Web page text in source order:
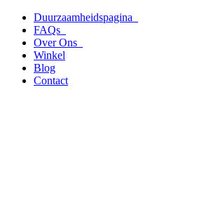
naar
inhoud
Duurzaamheidspagina
FAQs
Over Ons
Winkel
Blog
Contact